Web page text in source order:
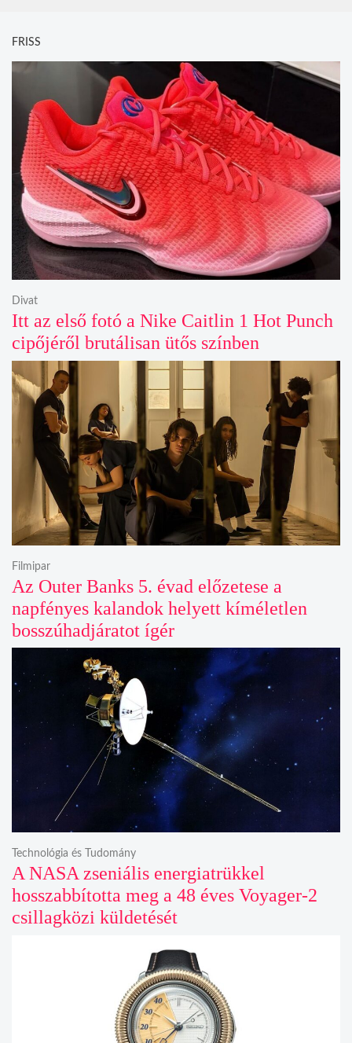
FRISS
Itt az első fotó a Nike Caitlin 1 Hot Punch
cipőjéről brutálisan ütős színben
Divat
Az Outer Banks 5. évad előzetese a
napfényes kalandok helyett kíméletlen
bosszúhadjáratot ígér
Filmipar
A NASA zseniális energiatrükkel
hosszabbította meg a 48 éves Voyager-2
csillagközi küldetését
Technológia és Tudomány